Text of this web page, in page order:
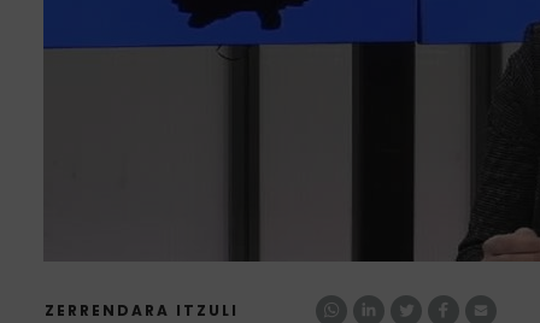
ZERRENDARA ITZULI